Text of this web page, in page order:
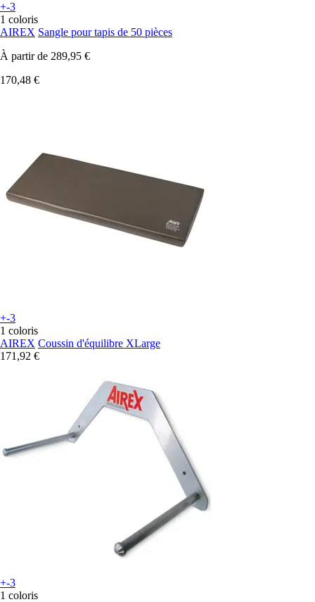
+-3
1 coloris
AIREX Sangle pour tapis de 50 pièces
À partir de 289,95 €
170,48 €
+-3
1 coloris
AIREX Coussin d'équilibre XLarge
171,92 €
+-3
1 coloris